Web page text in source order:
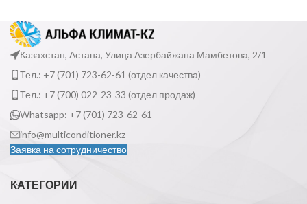
Казахстан, Астана, Улица Азербайжана Мамбетова, 2/1
Тел.: +7 (701) 723-62-61 (отдел качества)
Тел.: +7 (700) 022-23-33 (отдел продаж)
Whatsapp: +7 (701) 723-62-61
info@multiconditioner.kz
Заявка на сотрудничество
КАТЕГОРИИ